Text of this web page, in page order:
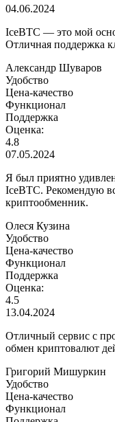
04.06.2024
IceBTC — это мой
Отличная поддержка
Александр Шуваров
Удобство
Цена-качество
Функционал
Поддержка
Оценка:
4.8
07.05.2024
Я был приятно
IceBTC. Рекомендую
криптообменник.
Олеся Кузина
Удобство
Цена-качество
Функционал
Поддержка
Оценка:
4.5
13.04.2024
Отличный сервис с
обмен криптовалют
Григорий Мишуркин
Удобство
Цена-качество
Функционал